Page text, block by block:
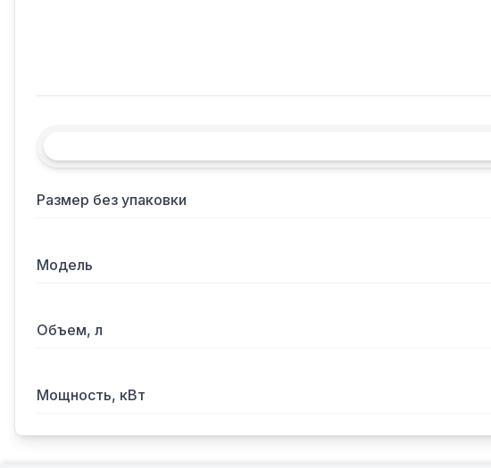
Размер без упаковки
Модель
Объем, л
Мощность, кВт